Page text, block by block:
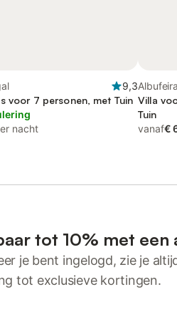
9,3
voor 7 personen, met Tuin
nacht
Villa
Tuin
vanaf€
tot 10% met een
je bent ingelogd, zie je
tot exclusieve kortingen.